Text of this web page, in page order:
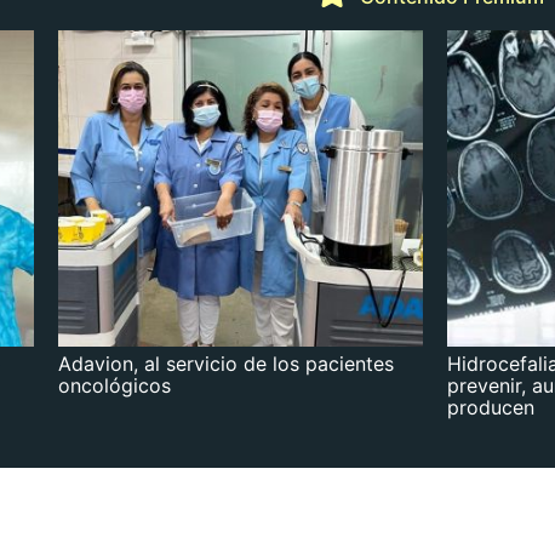
Adavion, al servicio de los pacientes
oncológicos
prevenir,
producen